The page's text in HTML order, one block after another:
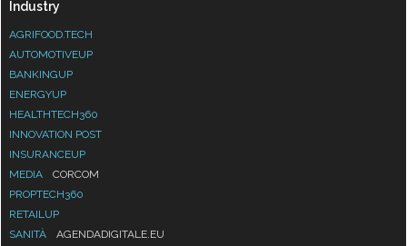
Industry
AGRIFOOD.TECH
AUTOMOTIVEUP
BANKINGUP
ENERGYUP
HEALTHTECH360
INNOVATION POST
INSURANCEUP
MEDIA
CORCOM
PROPTECH360
RETAILUP
SANITÀ
AGENDADIGITALE.EU